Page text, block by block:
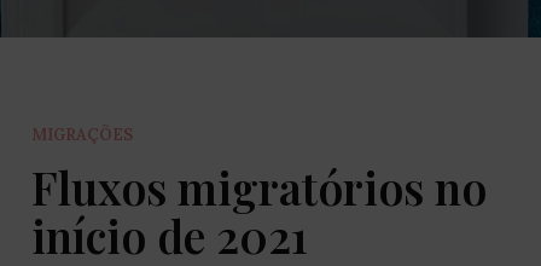
MIGRAÇÕES
Fluxos migratórios no
início de 2021